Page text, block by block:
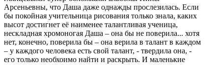
Арсеньевны, что Даша даже однажды прослезилась. Если
бы покойная учительница рисования только знала, каких
высот достигнет её наименее талантливая ученица,
нескладная хромоногая Даша – она бы не поверила... хотя
нет, конечно, поверила бы – она верила в талант в каждом
– у каждого человека есть свой талант, - твердила она, -
его только необхоимо найти и раскрыть. И маленькие